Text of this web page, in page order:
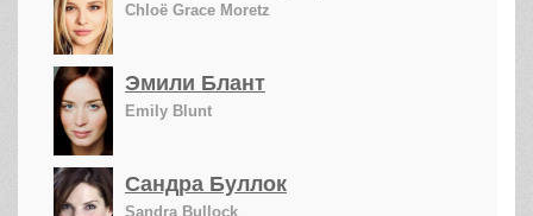
Chloë Grace Moretz
Эмили Блант
Emily Blunt
Сандра Буллок
Sandra Bullock